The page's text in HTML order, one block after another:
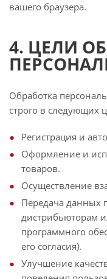
вашего браузера.
4. ЦЕЛИ
Обработка
строго в следующих
Регистрация и
Оформление и
товаров.
Осуществление
Передача данных
дистрибьюторам
программного
его согласия).
Улучшение